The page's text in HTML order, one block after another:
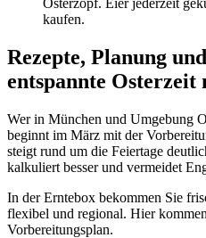
Rezepte, Planung
entspannte
Wer in München und Umgebung
beginnt im März mit der
steigt rund um die Feiertage
kalkuliert besser und vermeidet
In der Erntebox bekommen Sie
flexibel und regional. Hier
Vorbereitungsplan.